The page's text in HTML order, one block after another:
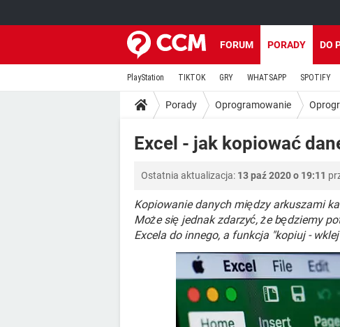
FORUM PORADY DO
PlayStation TIKTOK GRY WHATSAPP SPOTIFY
Porady Oprogramowanie
Excel - jak kopiować
Ostatnia aktualizacja: 13 paź 2020 o 19:11
Kopiowanie danych między arkuszami
Może się jednak zdarzyć, że będziemy
Excela do innego, a funkcja "kopiuj -